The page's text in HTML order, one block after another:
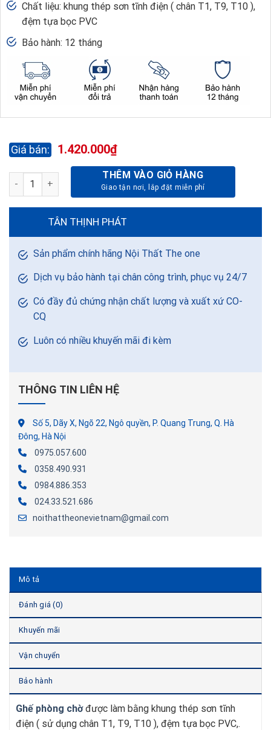
Chất liệu: khung thép sơn tĩnh điện ( chân T1, T9, T10 ),
đệm tựa bọc PVC
Bảo hành: 12 tháng
1.420.000₫
GHẾ PHÒNG CHỜ PC51-3 KHUNG SƠN số lượng
THÊM VÀO GIỎ HÀNG
TÂN THỊNH PHÁT
Sản phẩm chính hãng Nội Thất The one
Dịch vụ bảo hành tại chân công trình, phục vụ 24/7
Có đầy đủ chứng nhận chất lượng và xuất xứ CO-
CQ
Luôn có nhiều khuyến mãi đi kèm
THÔNG TIN LIÊN HỆ
Số 5, Dãy X, Ngõ 22, Ngô quyền, P. Quang Trung, Q. Hà
Đông, Hà Nội
0975.057.600
0358.490.931
0984.886.353
024.33.521.686
noithattheonevietnam@gmail.com
Mô tả
Đánh giá (0)
Khuyến mãi
Vận chuyển
Bảo hành
Ghế phòng chờđược làm bằng khung thép sơn tĩnh
điện ( sử dụng chân T1, T9, T10 ), đệm tựa bọc PVC,.